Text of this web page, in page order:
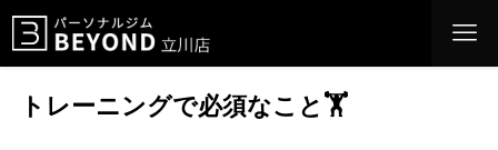
トレーニングで必須なこと🏋️